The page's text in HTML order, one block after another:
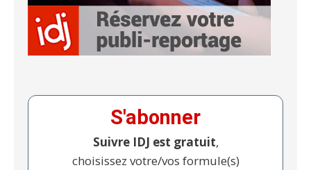
S'abonner
Suivre IDJ est gratuit,
choisissez votre/vos formule(s)